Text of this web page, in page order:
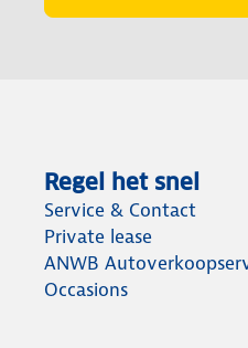
Regel het snel
Service & Contact
Private lease
ANWB
Occasions